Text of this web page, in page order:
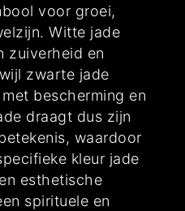
voor groei,
Witte jade
zuiverheid en
zwarte jade
bescherming en
draagt dus zijn
waardoor
kleur jade
esthetische
spirituele en